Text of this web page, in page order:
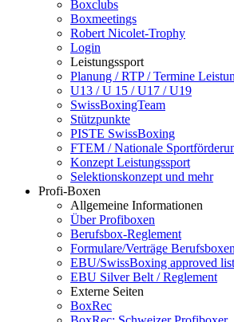
Boxclubs
Boxmeetings
Robert Nicolet-Trophy
Login
Leistungssport
Planung / RTP / Termine
U13 / U 15 / U17 / U19
SwissBoxingTeam
Stützpunkte
PISTE SwissBoxing
FTEM / Nationale
Konzept Leistungssport
Selektionskonzept und mehr
Profi-Boxen
Allgemeine Informationen
Über Profiboxen
Berufsbox-Reglement
Formulare/Verträge Berufsboxen
EBU/SwissBoxing approved
EBU Silver Belt / Reglement
Externe Seiten
BoxRec